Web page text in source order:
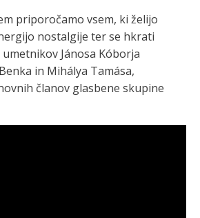
priporočamo vsem, ki želijo
nostalgije ter se hkrati
Jánosa Kóborja
in Mihálya Tamása,
članov glasbene skupine